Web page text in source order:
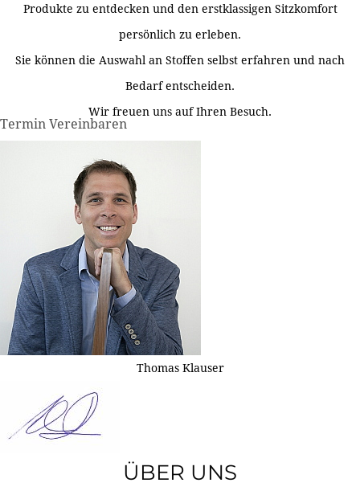
Produkte zu entdecken und den erstklassigen Sitzkomfort
persönlich zu erleben.
Sie können die Auswahl an Stoffen selbst erfahren und nach
Bedarf entscheiden.
Wir freuen uns auf Ihren Besuch.
Termin Vereinbaren
Thomas Klauser
ÜBER UNS